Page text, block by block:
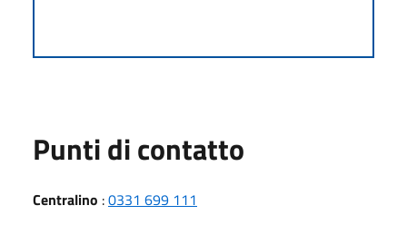
Punti di contatto
Centralino :0331 699 111